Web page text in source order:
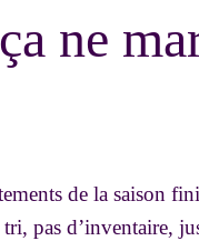
ne
de la saison
pas d’inventaire,